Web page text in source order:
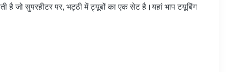
है जो सुपरहीटर पर, भट्ठी में ट्यूबों का एक सेट है।यहां भाप टयूबिंग